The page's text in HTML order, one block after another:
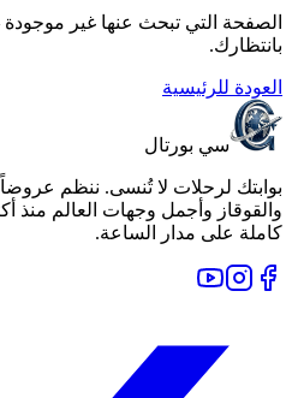
الصفحة التي تبحث عنها غير
بانتظارك.
العودة للرئيسية
سي بورتال
بوابتك لرحلات لا تُنسى. ننظم
كاملة على مدار الساعة.